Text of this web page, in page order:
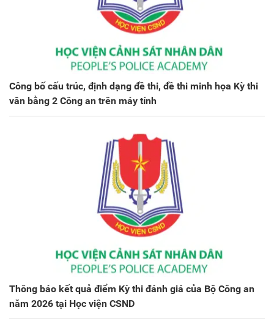
Công bố cấu trúc, định dạng đề thi, đề thi minh họa Kỳ thi
văn bằng 2 Công an trên máy tính
Thông báo kết quả điểm Kỳ thi đánh giá của Bộ Công an
năm 2026 tại Học viện CSND